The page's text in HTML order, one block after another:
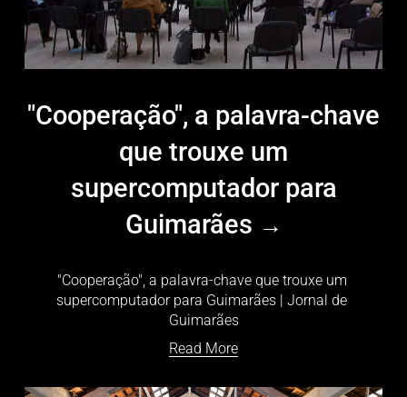
"Cooperação", a palavra-chave
que trouxe um
supercomputador para
Guimarães
"Cooperação", a palavra-chave que trouxe um
supercomputador para Guimarães | Jornal de
Guimarães
Read More